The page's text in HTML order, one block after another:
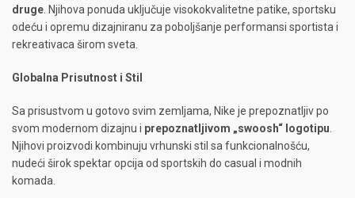
druge. Njihova ponuda uključuje visokokvalitetne patike, sportsku
odeću i opremu dizajniranu za poboljšanje performansi sportista i
rekreativaca širom sveta.
Globalna Prisutnost i Stil
Sa prisustvom u gotovo svim zemljama, Nike je prepoznatljiv po
svom modernom dizajnu i prepoznatljivom „swoosh“ logotipu.
Njihovi proizvodi kombinuju vrhunski stil sa funkcionalnošću,
nudeći širok spektar opcija od sportskih do casual i modnih
komada.